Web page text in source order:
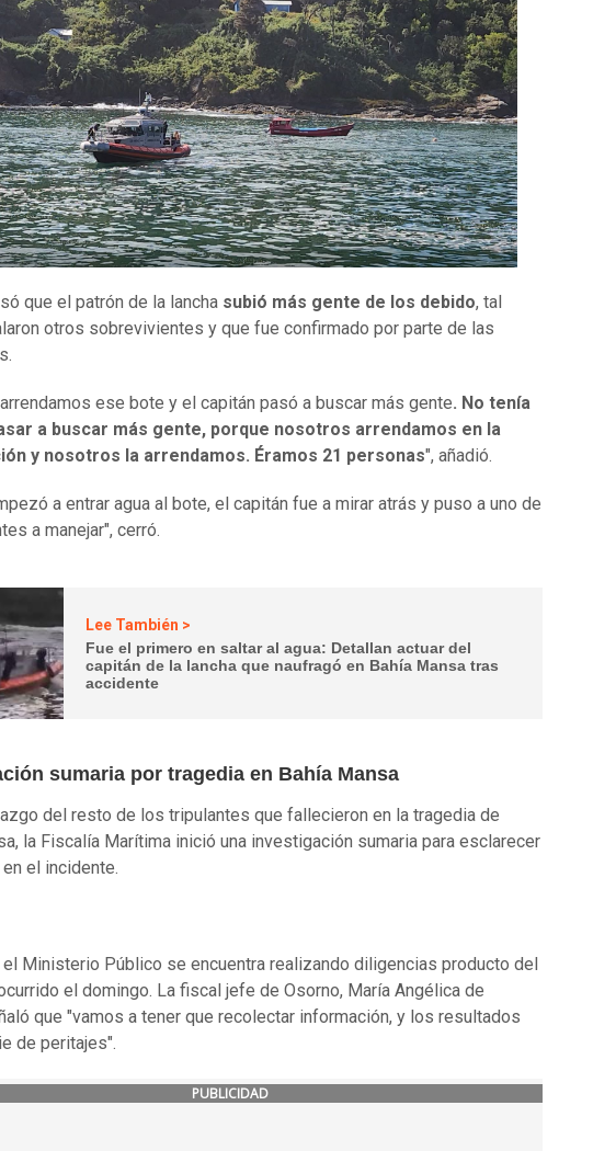
que el patrón de la lancha subió más gente de los debido, tal
otros sobrevivientes y que fue confirmado por parte de las
ese bote y el capitán pasó a buscar más gente. No tenía
a buscar más gente, porque nosotros arrendamos en la
y nosotros la arrendamos. Éramos 21 personas", añadió.
a entrar agua al bote, el capitán fue a mirar atrás y puso a uno de
a manejar", cerró.
Lee También >
Fue el primero en saltar al agua: Detallan actuar del
capitán de la lancha que naufragó en Bahía Mansa tras
accidente
sumaria por tragedia en Bahía Mansa
del resto de los tripulantes que fallecieron en la tragedia de
la Fiscalía Marítima inició una investigación sumaria para esclarecer
el incidente.
Ministerio Público se encuentra realizando diligencias producto del
el domingo. La fiscal jefe de Osorno, María Angélica de
que "vamos a tener que recolectar información, y los resultados
de peritajes".
PUBLICIDAD